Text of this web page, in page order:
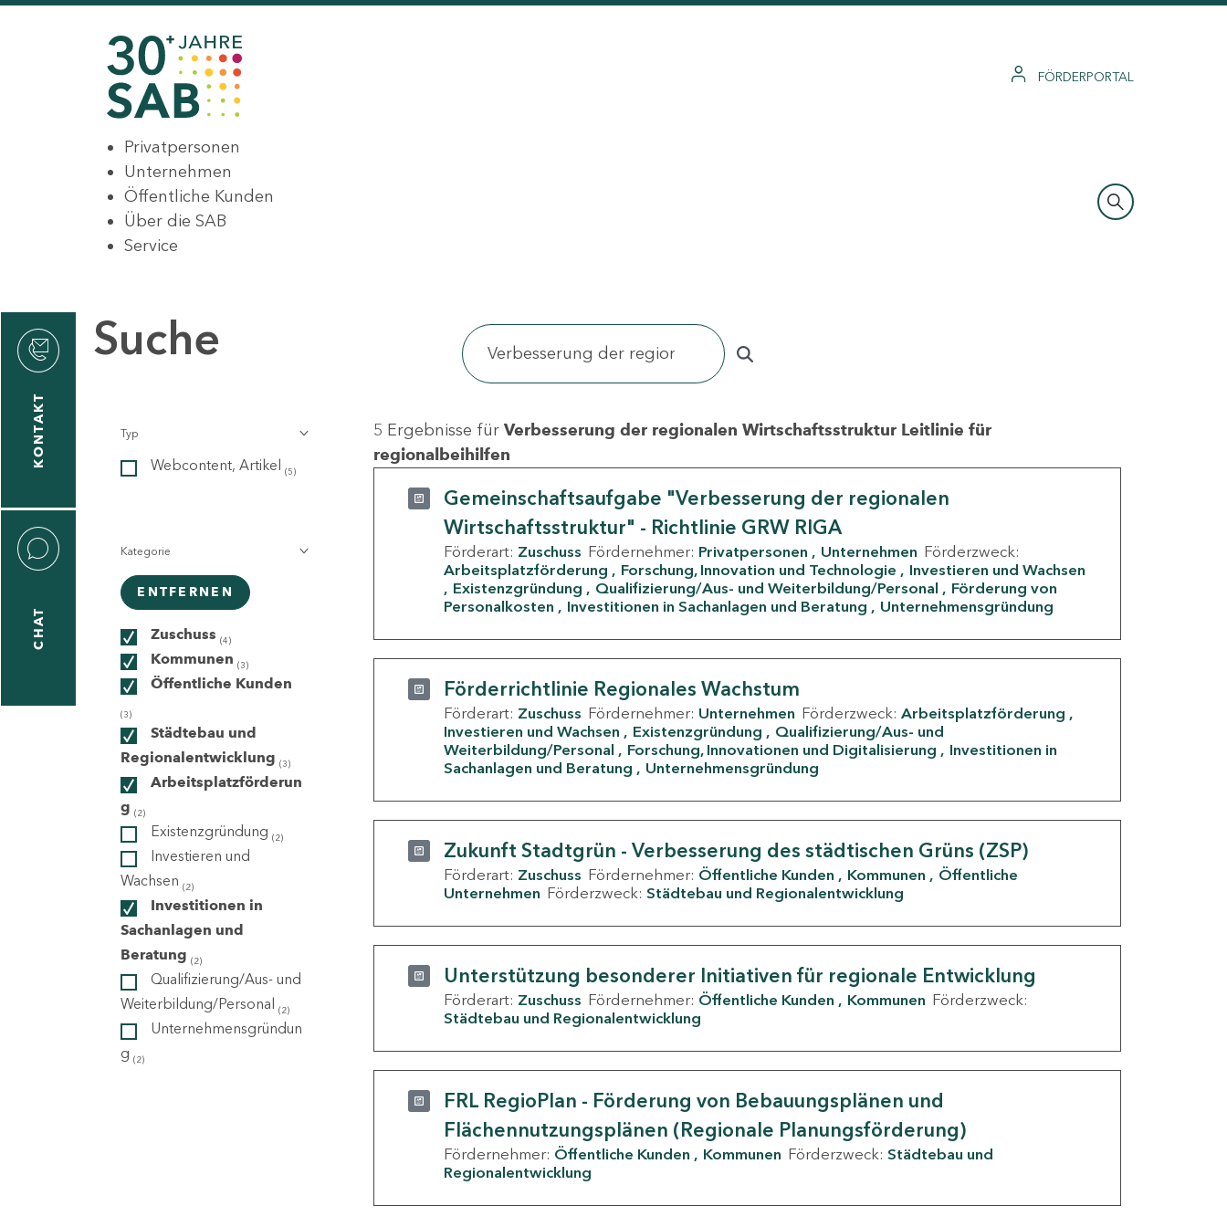
FÖRDERPORTAL
Privatpersonen
Unternehmen
Öffentliche Kunden
Über die SAB
Service
KONTAKT
CHAT
Suche
Typ
Webcontent, Artikel (5)
Kategorie
ENTFERNEN
Zuschuss (4)
Kommunen (3)
Öffentliche Kunden
(3)
Städtebau und
Regionalentwicklung (3)
Arbeitsplatzförderun
g (2)
Existenzgründung (2)
Investieren und
Wachsen (2)
Investitionen in
Sachanlagen und
Beratung (2)
Qualifizierung/Aus- und
Weiterbildung/Personal (2)
Unternehmensgründun
g (2)
5 Ergebnisse für Verbesserung der regionalen Wirtschaftsstruktur Leitlinie für
regionalbeihilfen
Gemeinschaftsaufgabe "Verbesserung der regionalen
Wirtschaftsstruktur" - Richtlinie GRW RIGA
Förderart: Zuschuss Fördernehmer: Privatpersonen Unternehmen Förderzweck:
Arbeitsplatzförderung
Forschung, Innovation und Technologie
Investieren und Wachsen
Existenzgründung
Qualifizierung/Aus- und Weiterbildung/Personal
Förderung von
Personalkosten
Investitionen in Sachanlagen und Beratung Unternehmensgründung
Förderrichtlinie Regionales Wachstum
Förderart: Zuschuss Fördernehmer: Unternehmen Förderzweck: Arbeitsplatzförderung
Investieren und Wachsen
Existenzgründung
Qualifizierung/Aus- und
Weiterbildung/Personal
Forschung, Innovationen und Digitalisierung
Investitionen in
Sachanlagen und Beratung
Unternehmensgründung
Zukunft Stadtgrün - Verbesserung des städtischen Grüns (ZSP)
Förderart: Zuschuss Fördernehmer: Öffentliche Kunden Kommunen
Öffentliche
Unternehmen Förderzweck: Städtebau und Regionalentwicklung
Unterstützung besonderer Initiativen für regionale Entwicklung
Förderart: Zuschuss Fördernehmer: Öffentliche Kunden Kommunen Förderzweck:
Städtebau und Regionalentwicklung
FRL RegioPlan - Förderung von Bebauungsplänen und
Flächennutzungsplänen (Regionale Planungsförderung)
Fördernehmer: Öffentliche Kunden Kommunen Förderzweck: Städtebau und
Regionalentwicklung